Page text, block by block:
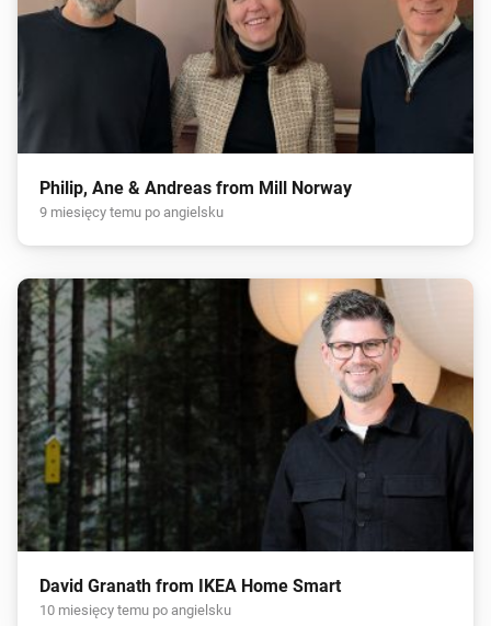
Philip, Ane & Andreas from Mill Norway
9 miesięcy temu po angielsku
David Granath from IKEA Home Smart
10 miesięcy temu po angielsku